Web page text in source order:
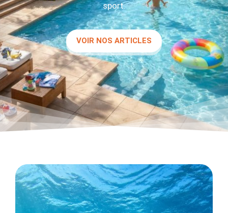
sport.
VOIR NOS ARTICLES